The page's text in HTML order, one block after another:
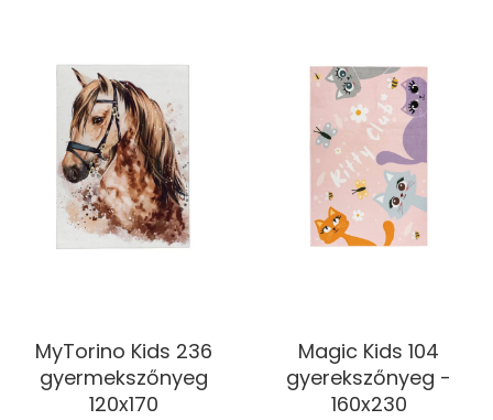
MyTorino Kids 236
gyermekszőnyeg
120x170
Magic Kids 104
gyerekszőnyeg -
160x230